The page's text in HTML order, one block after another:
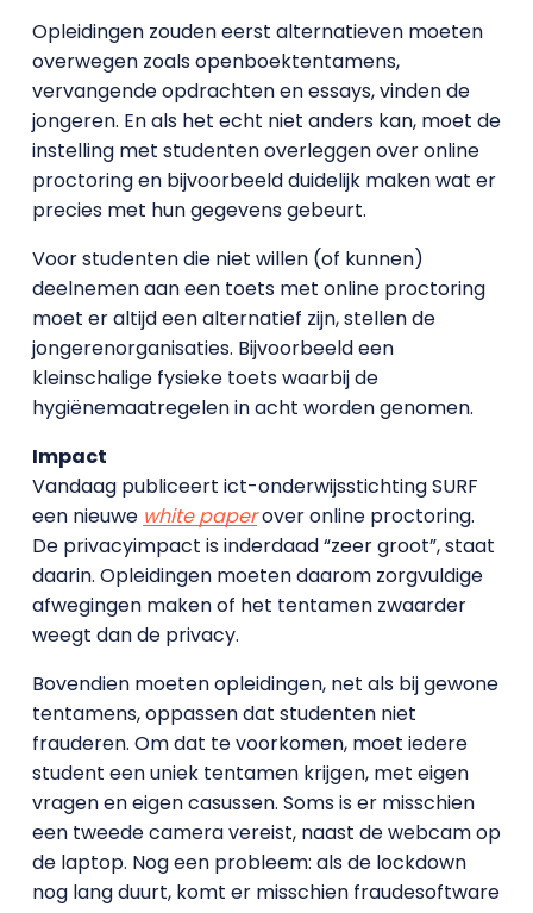
Opleidingen zouden eerst alternatieven moeten
overwegen zoals openboektentamens,
vervangende opdrachten en essays, vinden de
jongeren. En als het echt niet anders kan, moet de
instelling met studenten overleggen over online
proctoring en bijvoorbeeld duidelijk maken wat er
precies met hun gegevens gebeurt.
Voor studenten die niet willen (of kunnen)
deelnemen aan een toets met online proctoring
moet er altijd een alternatief zijn, stellen de
jongerenorganisaties. Bijvoorbeeld een
kleinschalige fysieke toets waarbij de
hygiënemaatregelen in acht worden genomen.
Impact
Vandaag publiceert ict-onderwijsstichting SURF
een nieuwe white paperover online proctoring.
De privacyimpact is inderdaad “zeer groot”, staat
daarin. Opleidingen moeten daarom zorgvuldige
afwegingen maken of het tentamen zwaarder
weegt dan de privacy.
Bovendien moeten opleidingen, net als bij gewone
tentamens, oppassen dat studenten niet
frauderen. Om dat te voorkomen, moet iedere
student een uniek tentamen krijgen, met eigen
vragen en eigen casussen. Soms is er misschien
een tweede camera vereist, naast de webcam op
de laptop. Nog een probleem: als de lockdown
nog lang duurt, komt er misschien fraudesoftware